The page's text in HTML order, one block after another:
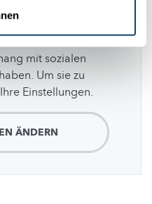
mit sozialen
Um sie zu
Einstellungen.
ÄNDERN